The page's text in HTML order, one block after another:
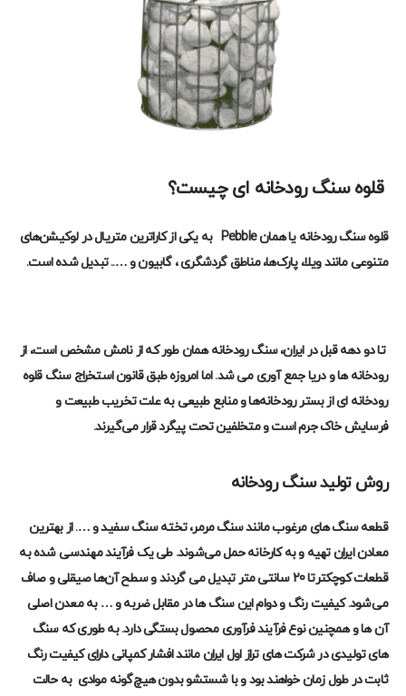
قلوه سنگ رودخانه ای چیست؟
قلوه سنگ رودخانه یا همانPebble به یکی از کاراترین متریال در لوکیشن‌های
متنوعی مانند ویلا، پارک‌ها، مناطق گردشگری ، گابیون و….. تبدیل شده است.
تا دو دهه قبل در ایران، سنگ رودخانه همان طور که از نامش مشخص است، از
رودخانه ها و دریا جمع آوری می شد. اما امروزه طبق قانون استخراج سنگ قلوه
رودخانه ای از بستر رودخانه‌ها و منابع طبیعی به علت تخریب طبیعت و
فرسایش خاک جرم است و متخلفین تحت پیگرد قرار می‌گیرند.
روش تولید سنگ رودخانه
قطعه سنگ های مرغوب مانند سنگ مرمر، تخته سنگ سفید و …. از بهترین
معادن ایران تهیه و به کارخانه حمل می‌شوند. طی یک فرآیند مهندسی شده به
قطعات کوچکترتا 20 سانتی متر تبدیل می گردند و سطح آن‌ها صیقلی و صاف
می‌شود. کیفیت رنگ و دوام این سنگ ها در مقابل ضربه و… به معدن اصلی
آن ها و همچنین نوع فرآیند فرآوری محصول بستگی دارد. به طوری که سنگ
های تولیدی در شرکت های تراز اول ایران مانندافشار کمپانیدارای کیفیت رنگ
ثابت در طول زمان خواهند بود و با شستشو بدون هیچ‌گونه موادی به حالت